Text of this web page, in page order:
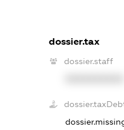
dossier.tax
dossier.staff